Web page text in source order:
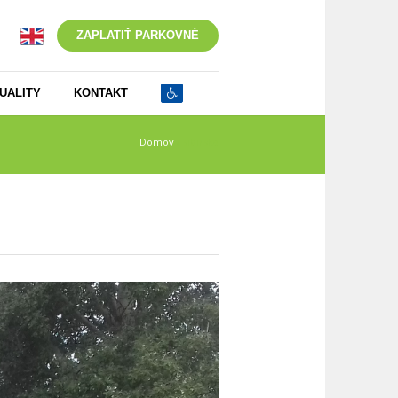
ZAPLATIŤ PARKOVNÉ
KONTAKT
Domov